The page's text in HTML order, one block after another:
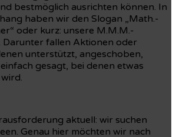
bestmöglich ausrichten können. In
haben wir den Slogan „Math.-
oder kurz: unsere M.M.M.-
Darunter fallen Aktionen oder
unterstützt, angeschoben,
gesagt, bei denen etwas
aktuell: wir suchen
Genau hier möchten wir nach